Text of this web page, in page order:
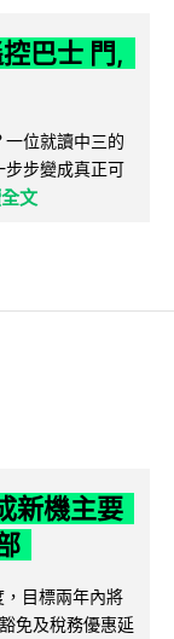
巴士 門,
位就讀中三的
步步變成真正可
文
新機主要
目標兩年內將
免及稅務優惠延